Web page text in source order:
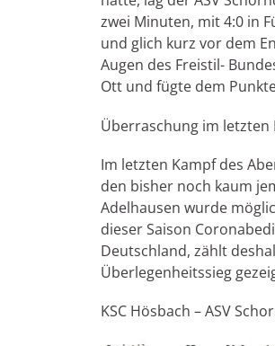
zwei Minuten, mit 4:0 in
und glich kurz vor dem
Augen des Freistil-
Ott und fügte dem
Überraschung im letzten
Im letzten Kampf des
den bisher noch kaum
Adelhausen wurde
dieser Saison
Deutschland, zählt
Überlegenheitssieg
KSC Hösbach – ASV